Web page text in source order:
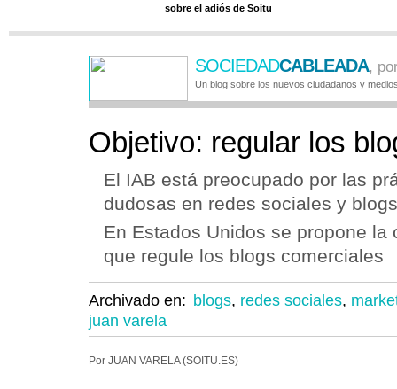
sobre el adiós de Soitu
SOCIEDADCABLEADA,
Un blog sobre los nuevos ciudadanos y
Objetivo: regular los
El IAB está preocupado por las
dudosas en redes sociales y blogs
En Estados Unidos se propone la
que regule los blogs comerciales
Archivado en: blogs, redes sociales,
juan varela
Por JUAN VARELA (SOITU.ES)